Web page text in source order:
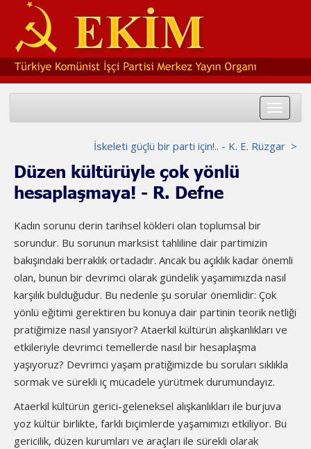
Toggle
İskeleti güçlü bir parti için!.. - K. E. Rüzgar >
Düzen kültürüyle çok yönlü
hesaplaşmaya! - R. Defne
Kadın sorunu derin tarihsel kökleri olan toplumsal bir
sorundur. Bu sorunun marksist tahliline dair partimizin
bakışındaki berraklık ortadadır. Ancak bu açıklık kadar önemli
olan, bunun bir devrimci olarak gündelik yaşamımızda nasıl
karşılık bulduğudur. Bu nedenle şu sorular önemlidir: Çok
yönlü eğitimi gerektiren bu konuya dair partinin teorik netliği
pratiğimize nasıl yansıyor? Ataerkil kültürün alışkanlıkları ve
etkileriyle devrimci temellerde nasıl bir hesaplaşma
yaşıyoruz? Devrimci yaşam pratiğimizde bu soruları sıklıkla
sormak ve sürekli iç mücadele yürütmek durumundayız.
Ataerkil kültürün gerici-geleneksel alışkanlıkları ile burjuva
yoz kültür birlikte, farklı biçimlerde yaşamımızı etkiliyor. Bu
gericilik, düzen kurumları ve araçları ile sürekli olarak